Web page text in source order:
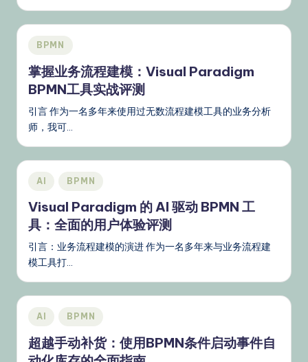
p
L
a
t
e
p
d
a
t
Posted
BPMN
掌握业务流程建模：Visual Paradigm
BPMN工具实战评测
引言 作为一名多年来使用过无数流程建模工具的业务分析
师，我可…
Posted
AI BPMN
Visual Paradigm 的 AI 驱动 BPMN 工
具：全面的用户体验评测
引言：业务流程建模的演进 作为一名多年来与业务流程建
模工具打…
Posted
AI BPMN
超越手动补货：使用BPMN条件启动事件自